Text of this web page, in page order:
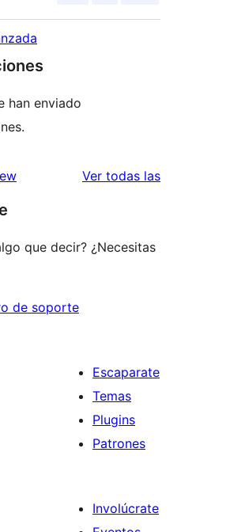
han enviado
Ver todas las
que decir? ¿Necesitas
de soporte
Escaparate
Temas
Plugins
Patrones
Involúcrate